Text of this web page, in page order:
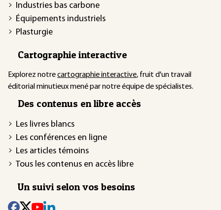
Industries bas carbone
Équipements industriels
Plasturgie
Cartographie interactive
Explorez notrecartographie interactive, fruit d'un travail
éditorial minutieux mené par notre équipe de spécialistes.
Des contenus en libre accès
Les livres blancs
Les conférences en ligne
Les articles témoins
Tous les contenus en accès libre
Un suivi selon vos besoins